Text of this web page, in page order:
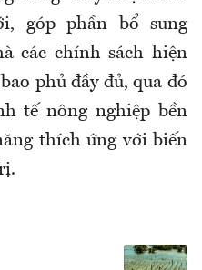
góp phần bổ sung
các chính sách hiện
phủ đầy đủ, qua đó
tế nông nghiệp bền
thích ứng với biến